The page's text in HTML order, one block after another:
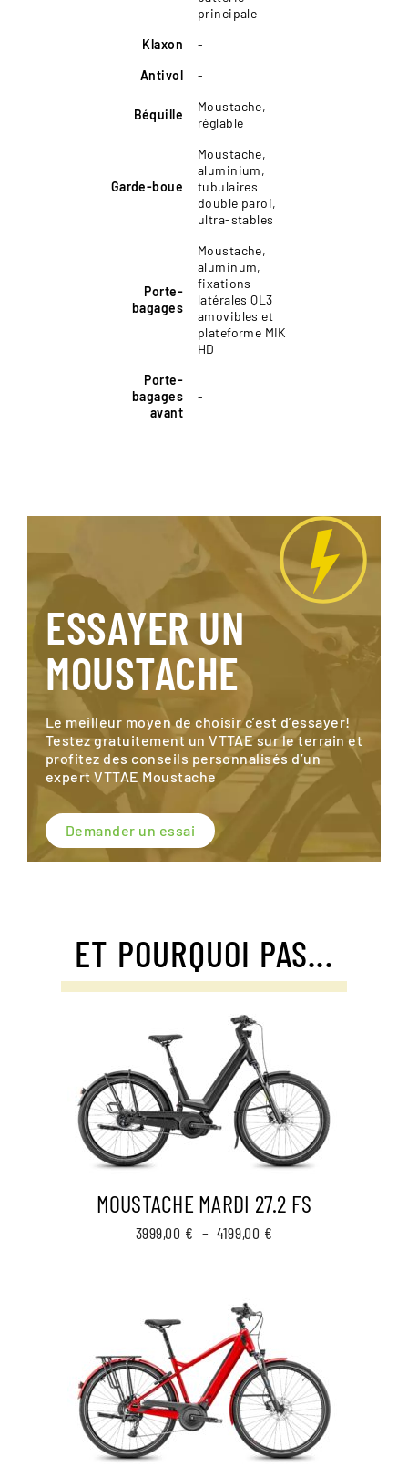
principale
Klaxon
-
Antivol
-
Béquille
Moustache,
réglable
Garde-boue
Moustache,
aluminium,
tubulaires
double paroi,
ultra-stables
Porte-
bagages
Moustache,
aluminum,
fixations
latérales QL3
amovibles et
plateforme MIK
HD
Porte-
bagages
avant
-
ESSAYER UN
MOUSTACHE
Le meilleur moyen de choisir c’est d’essayer!
Testez gratuitement un VTTAE sur le terrain et
profitez des conseils personnalisés d’un
expert VTTAE Moustache
Demander un essai
ET POURQUOI PAS...
MOUSTACHE MARDI 27.2 FS
3999,00 € – 4199,00 €